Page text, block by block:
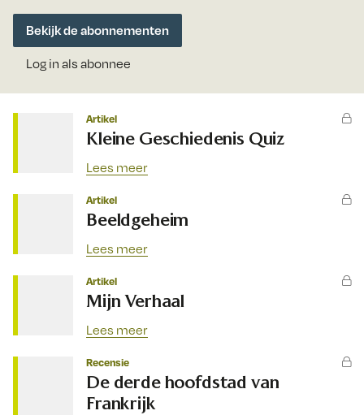
Bekijk de abonnementen
Log in als abonnee
Artikel
Kleine Geschiedenis Quiz
Lees meer
Artikel
Beeldgeheim
Lees meer
Artikel
Mijn Verhaal
Lees meer
Recensie
De derde hoofdstad van
Frankrijk